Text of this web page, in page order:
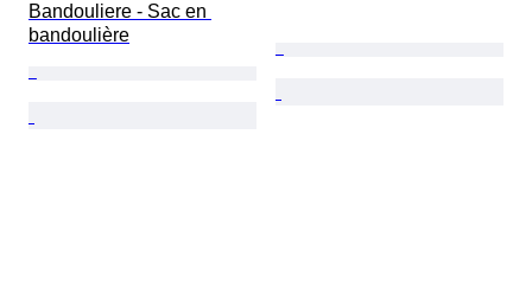
Bandouliere - Sac en
bandoulière